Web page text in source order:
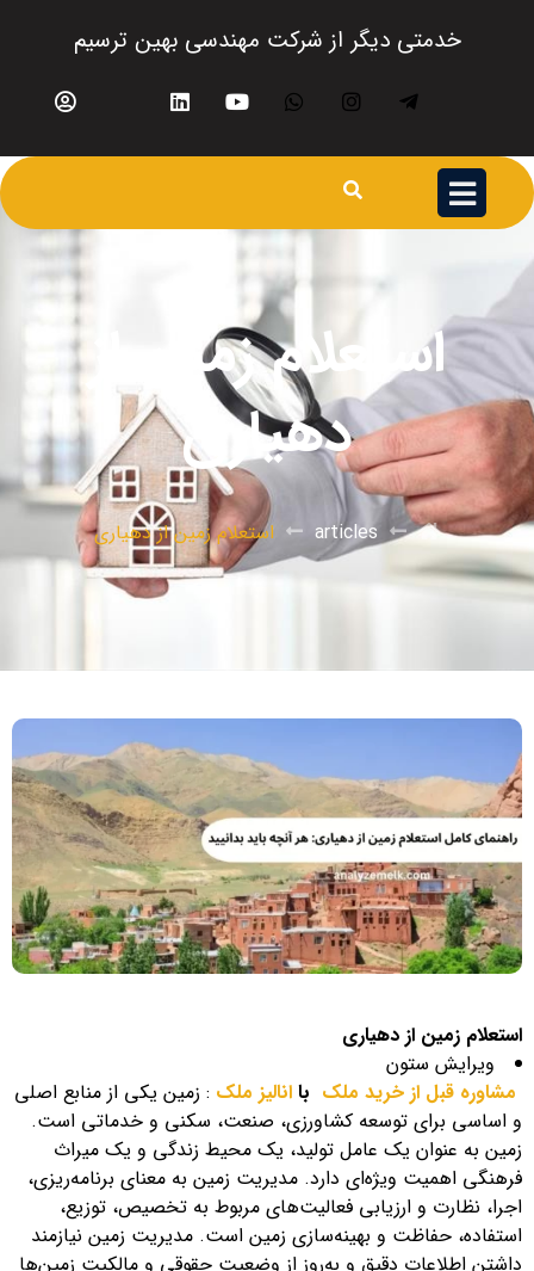
خدمتی دیگر از شرکت مهندسی بهین ترسیم
استعلام زمین از
دهیاری
articles استعلام زمین از دهیاری
استعلام زمین از دهیاری
ویرایش ستون
مشاوره قبل از خرید ملک با انالیز ملک : زمین یکی از منابع اصلی
و اساسی برای توسعه کشاورزی، صنعت، سکنی و خدماتی است.
زمین به عنوان یک عامل تولید، یک محیط زندگی و یک میراث
فرهنگی اهمیت ویژه‌ای دارد. مدیریت زمین به معنای برنامه‌ریزی،
اجرا، نظارت و ارزیابی فعالیت‌های مربوط به تخصیص، توزیع،
استفاده، حفاظت و بهینه‌سازی زمین است. مدیریت زمین نیازمند
داشتن اطلاعات دقیق و به‌روز از وضعیت حقوقی و مالکیت زمین‌ها